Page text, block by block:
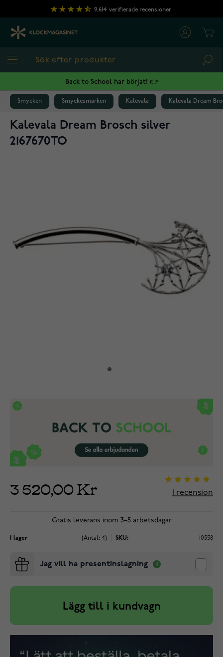
Hoppa till innehållet
9,614 verifierade recensioner
Back to School har börjat! 👉
Smycken Smyckesmärken Kalevala Kalevala Dream
Kalevala Dream Brosch silver
2167670TO
3 520,00 Kr 1 recension
Gratis leverans inom 3–5 arbetsdagar
I lager (Antal: 4) SKU: 10558
Jag vill ha presentinslagning
Lägg till i kundvagn